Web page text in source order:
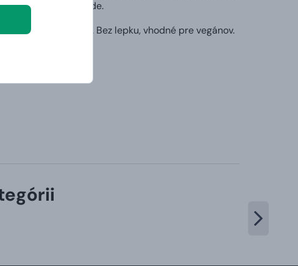
a s láskou k prírode.
morská soľ. Bez lepku, vhodné pre vegánov.